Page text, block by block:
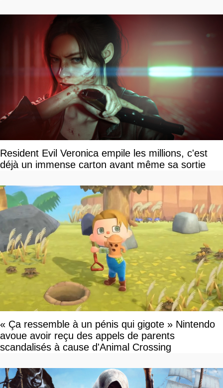
Resident Evil Veronica empile les millions, c'est
déjà un immense carton avant même sa sortie
« Ça ressemble à un pénis qui gigote » Nintendo
avoue avoir reçu des appels de parents
scandalisés à cause d'Animal Crossing